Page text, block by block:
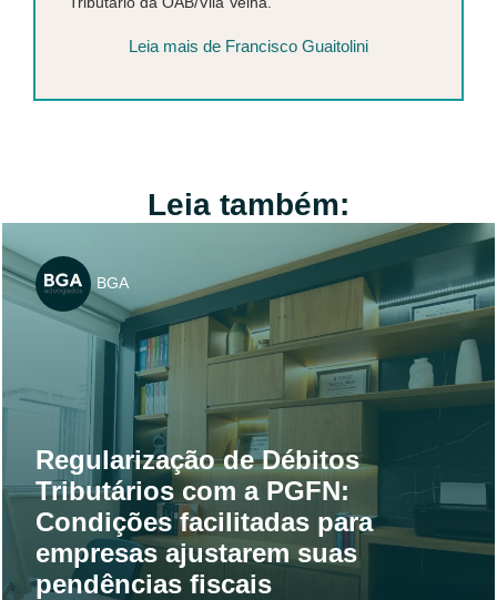
Leia mais de Francisco Guaitolini
Leia também:
BGA
Regularização de Débitos
Tributários com a PGFN:
Condições facilitadas para
empresas ajustarem suas
pendências fiscais